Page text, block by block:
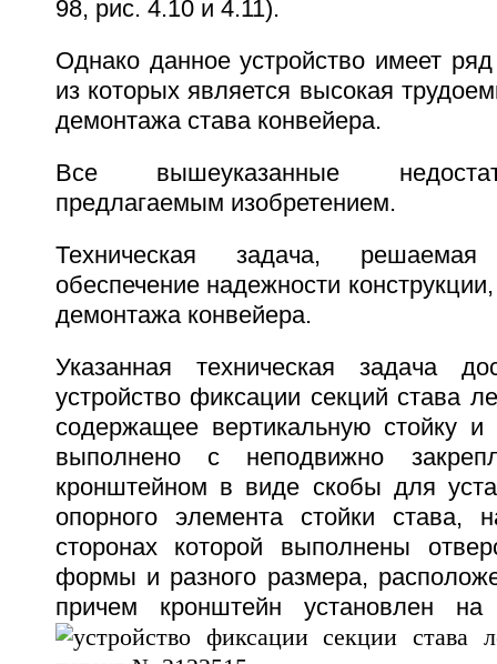
98, рис. 4.10 и 4.11).
Однако данное устройство имеет
из которых является высокая
демонтажа става конвейера.
Все вышеуказанные
предлагаемым изобретением.
Техническая задача,
обеспечение надежности
демонтажа конвейера.
Указанная техническая задача
устройство фиксации секций става
содержащее вертикальную стойку и
выполнено с неподвижно
кронштейном в виде скобы для
опорного элемента стойки става,
сторонах которой выполнены
формы и разного размера,
причем кронштейн установлен